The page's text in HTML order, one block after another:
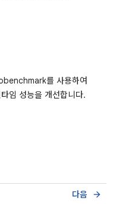
를 사용하여
임 성능을 개선합니다.
다음 arrow_forward